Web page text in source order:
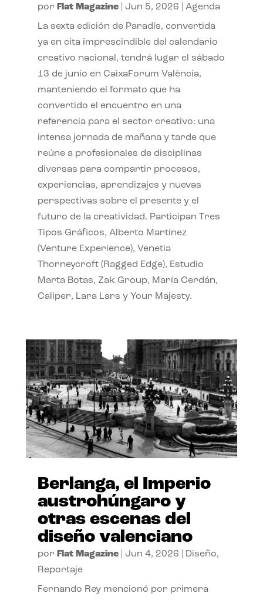
por Flat Magazine| Jun 5, 2026 Agenda
La sexta edición de Paradís, convertida
ya en cita imprescindible del calendario
creativo nacional, tendrá lugar el sábado
13 de junio en CaixaForum València,
manteniendo el formato que ha
convertido el encuentro en una
referencia para el sector creativo: una
intensa jornada de mañana y tarde que
reúne a profesionales de disciplinas
diversas para compartir procesos,
experiencias, aprendizajes y nuevas
perspectivas sobre el presente y el
futuro de la creatividad. Participan Tres
Tipos Gráficos, Alberto Martínez
(Venture Experience), Venetia
Thorneycroft (Ragged Edge), Estudio
Marta Botas, Zak Group, María Cerdán,
Caliper, Lara Lars y Your Majesty.
Berlanga, el Imperio
austrohúngaro y
otras escenas del
diseño valenciano
por Flat Magazine| Jun 4, 2026 Diseño,
Reportaje
Fernando Rey mencionó por primera